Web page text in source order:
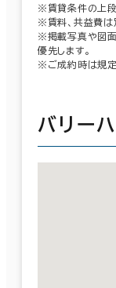
※賃貸条件の上段
※賃料、共益費は
※掲載写真や図面
優先します。
※ご成約時は規定
バリー